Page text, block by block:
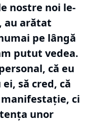
nostre noi le-
au arătat
pe lângă
putut vedea.
că eu
să cred, că
ci
unor